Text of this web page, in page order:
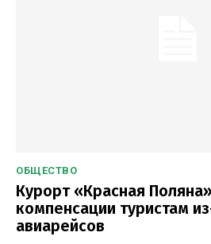
ОБЩЕСТВО
Курорт «Красная
компенсации туристам
авиарейсов